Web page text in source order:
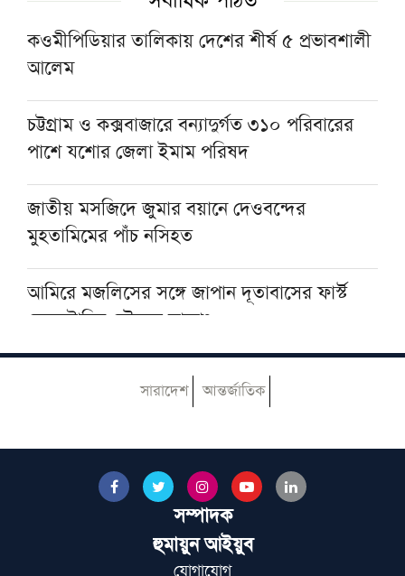
কিছুদিনের মধ্যেই তিস্তা পাইলট প্রকল্পের কাজ শুরু
হবে: পানিসম্পদ প্রতিমন্ত্রী
হরমুজ প্রণালিতে আবুধাবির জাহাজে ক্ষেপণাস্ত্র
হামলা
কওমীপিডিয়ার তালিকায় দেশের শীর্ষ ৫ প্রভাবশালী
আলেম
চট্টগ্রাম ও কক্সবাজারে বন্যাদুর্গত ৩১০ পরিবারের
পাশে যশোর জেলা ইমাম পরিষদ
জাতীয় মসজিদে জুমার বয়ানে দেওবন্দের
মুহতামিমের পাঁচ নসিহত
আমিরে মজলিসের সঙ্গে জাপান দূতাবাসের ফার্স্ট
সেক্রেটারির সৌজন্য সাক্ষাৎ
৫ আগস্ট বন্ধ থাকবে আল-হাইআতুল উলয়া ও
আজ ঢাকায় আসছেন দেওবন্দের মুহতামিম, জেনে
সারাদেশ আন্তর্জাতিক
সম্পাদক
হুমায়ুন আইয়ুব